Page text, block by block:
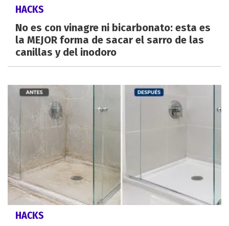
HACKS
No es con vinagre ni bicarbonato: esta es
la MEJOR forma de sacar el sarro de las
canillas y del inodoro
HACKS